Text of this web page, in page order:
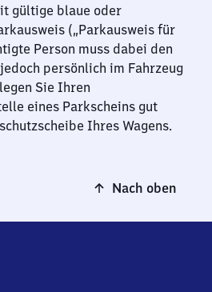
gültige blaue oder
(„Parkausweis für
Person muss dabei den
persönlich im Fahrzeug
Sie Ihren
eines Parkscheins gut
Ihres Wagens.
Nach oben